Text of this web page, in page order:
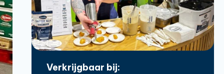
Verkrijgbaar bij: